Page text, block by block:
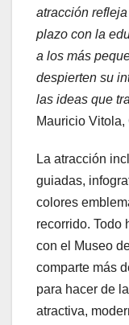
atracción
plazo con la
a los más
despierten su
las ideas que
Mauricio
La atracción
guiadas,
colores
recorrido. Todo
con el Museo
comparte más
para hacer de
atractiva,